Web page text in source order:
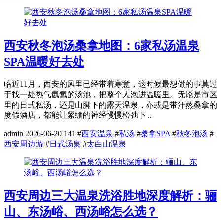
西安秋冬泡汤桑拿地图：6家私汤温泉
SPA温暖好去处
临近11月，西安的风里已经带着寒意，这时候最想做的事莫过
于找一处热气氤氲的汤池，把整个人泡进温暖里。无论是市区
里的日式私汤，还是山脚下的露天温泉，亦或是带汗蒸桑拿的
度假酒店，都能让紧绷的神经慢慢松弛下...
admin 2026-06-20 141 #西安温泉 #私汤 #桑拿SPA #秋冬泡汤 #
西安周边游 #日式汤泉 #太白山温泉
西安周边三大温泉洗浴胜地深度解析：骊
山、东汤峪、西汤峪怎么选？